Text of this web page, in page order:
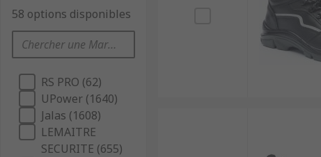
58 options disponibles
RS PRO (62)
UPower (1640)
Jalas (1608)
LEMAITRE
SECURITE (655)